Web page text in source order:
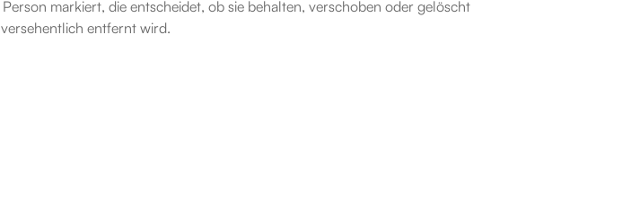
markiert, die entscheidet, ob sie behalten, verschoben oder gelöscht
entfernt wird.